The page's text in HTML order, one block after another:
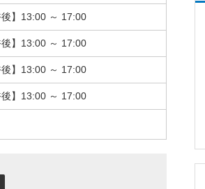
後】13:00 ～ 17:00
後】13:00 ～ 17:00
後】13:00 ～ 17:00
後】13:00 ～ 17:00